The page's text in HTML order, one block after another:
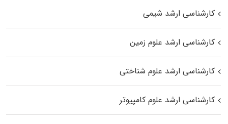
کارشناسی ارشد شیمی
کارشناسی ارشد علوم زمین
کارشناسی ارشد علوم شناختی
کارشناسی ارشد علوم کامپیوتر